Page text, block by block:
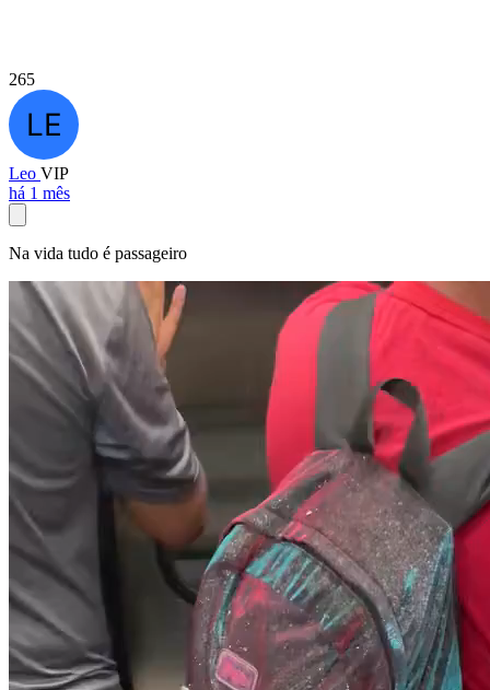
265
Leo VIP
há 1 mês
Na vida tudo é passageiro